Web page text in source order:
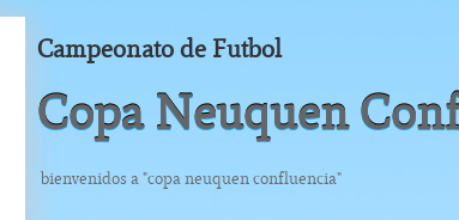
Campeonato de Futbol
Copa Neuquen
bienvenidos a "copa neuquen confluencia"